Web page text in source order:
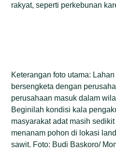
rakyat, seperti perkebunan
Keterangan foto utama:
bersengketa dengan
perusahaan masuk dalam
Beginilah kondisi kala
masyarakat adat masih
menanam pohon di lokasi
sawit. Foto: Budi Baskoro/